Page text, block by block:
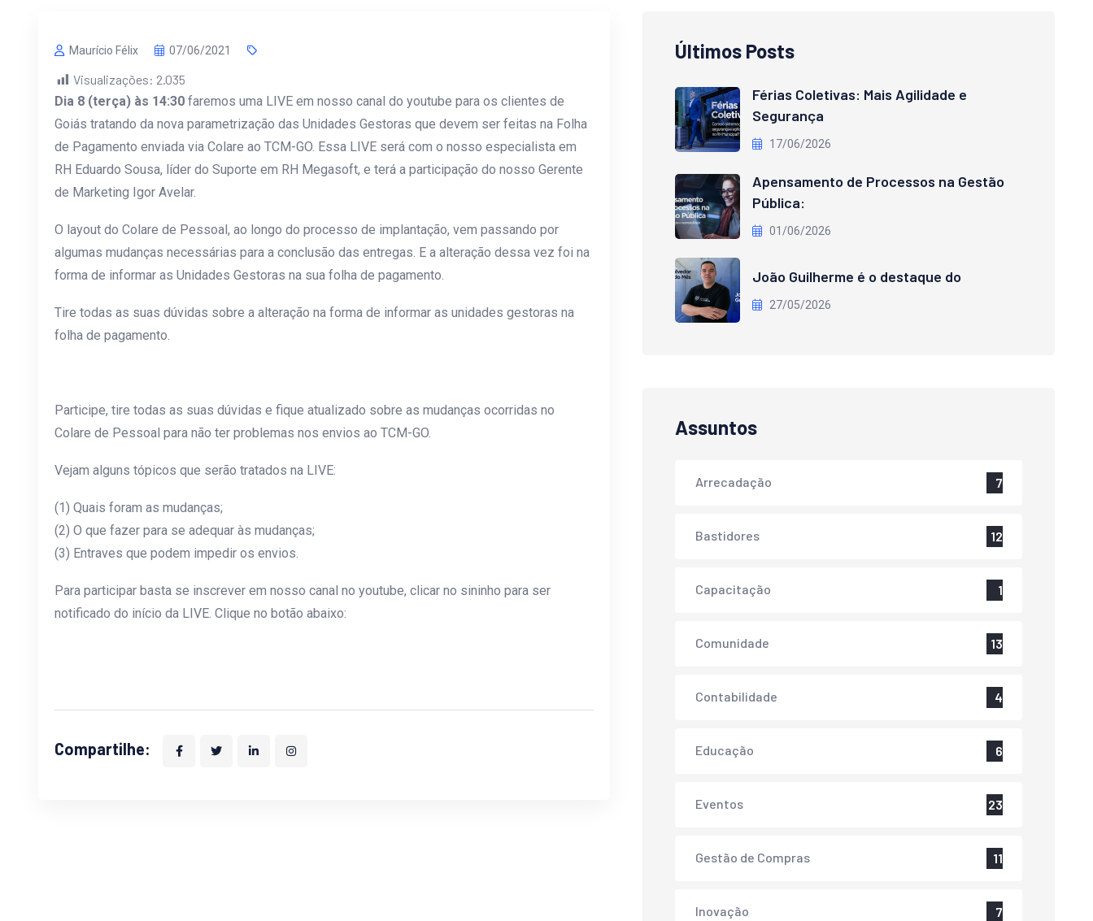
Maurício Félix 07/06/2021
Visualizações: 2.035
Dia 8 (terça) às 14:30 faremos uma LIVE em nosso canal do youtube para os clientes de
Goiás tratando da nova parametrização das Unidades Gestoras que devem ser feitas na Folha
de Pagamento enviada via Colare ao TCM-GO. Essa LIVE será com o nosso especialista em
RH Eduardo Sousa, líder do Suporte em RH Megasoft, e terá a participação do nosso Gerente
de Marketing Igor Avelar.
O layout do Colare de Pessoal, ao longo do processo de implantação, vem passando por
algumas mudanças necessárias para a conclusão das entregas. E a alteração dessa vez foi na
forma de informar as Unidades Gestoras na sua folha de pagamento.
Tire todas as suas dúvidas sobre a alteração na forma de informar as unidades gestoras na
folha de pagamento.
Participe, tire todas as suas dúvidas e fique atualizado sobre as mudanças ocorridas no
Colare de Pessoal para não ter problemas nos envios ao TCM-GO.
Vejam alguns tópicos que serão tratados na LIVE:
(1) Quais foram as mudanças;
(2) O que fazer para se adequar às mudanças;
(3) Entraves que podem impedir os envios.
Para participar basta se inscrever em nosso canal no youtube, clicar no sininho para ser
notificado do início da LIVE. Clique no botão abaixo:
Compartilhe:
Últimos Posts
Férias Coletivas: Mais Agilidade e
Segurança
17/06/2026
Apensamento de Processos na Gestão
Pública:
01/06/2026
João Guilherme é o destaque do
27/05/2026
Assuntos
Arrecadação 7
Bastidores 12
Capacitação 1
Comunidade 13
Contabilidade 4
Educação 6
Eventos 23
Gestão de Compras 11
Inovação 7